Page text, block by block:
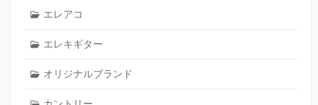
エレアコ
エレキギター
オリジナルブランド